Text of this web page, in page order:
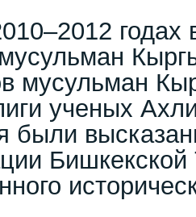
годах
мусульман
ученых
были